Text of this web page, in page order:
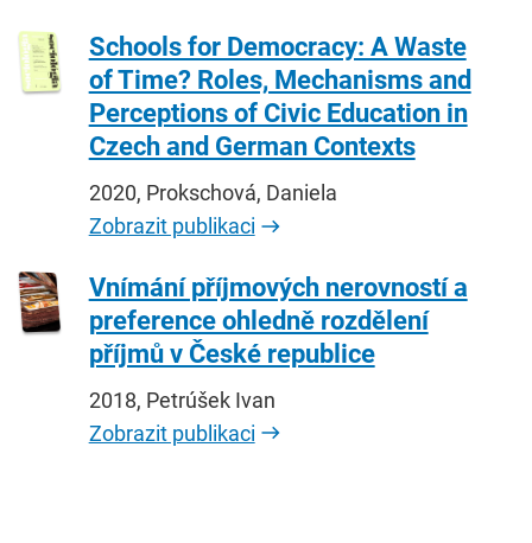
Schools for Democracy: A Waste
of Time? Roles, Mechanisms and
Perceptions of Civic Education in
Czech and German Contexts
2020, Prokschová, Daniela
Zobrazit publikaci
Vnímání příjmových nerovností a
preference ohledně rozdělení
příjmů v České republice
2018, Petrúšek Ivan
Zobrazit publikaci